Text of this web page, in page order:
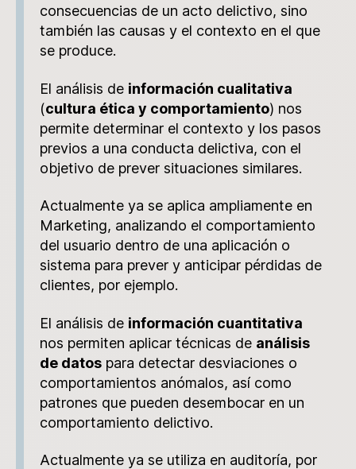
consecuencias de un acto delictivo, sino
también las causas y el contexto en el que
se produce.
El análisis de información cualitativa
(cultura ética y comportamiento) nos
permite determinar el contexto y los pasos
previos a una conducta delictiva, con el
objetivo de prever situaciones similares.
Actualmente ya se aplica ampliamente en
Marketing, analizando el comportamiento
del usuario dentro de una aplicación o
sistema para prever y anticipar pérdidas de
clientes, por ejemplo.
El análisis de información cuantitativa
nos permiten aplicar técnicas de análisis
de datos para detectar desviaciones o
comportamientos anómalos, así como
patrones que pueden desembocar en un
comportamiento delictivo.
Actualmente ya se utiliza en auditoría, por